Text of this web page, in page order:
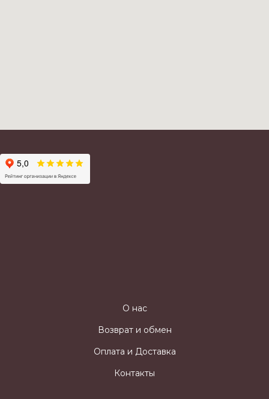
О нас
Возврат и обмен
Оплата и Доставка
Контакты